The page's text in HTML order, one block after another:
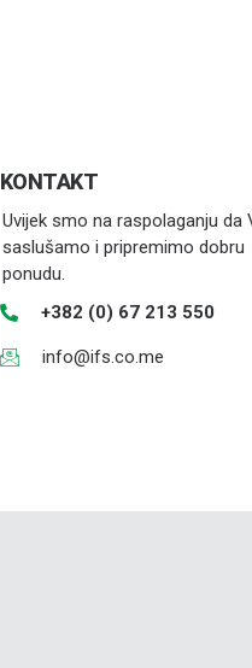
KONTAKT
Uvijek smo na raspolaganju da
saslušamo i pripremimo dobru
ponudu.
+382 (0) 67 213 550
info@ifs.co.me